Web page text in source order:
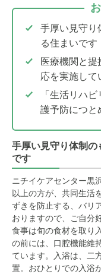
手厚い見守り
る住まいです
医療機関と提
応を実施して
「生活リハ
護予防につと
手厚い見守り体制
です
ニチイケアセンター黒
以上の方が、共同生活
ずきを防止する、バリ
おりますので、ご自分
食事は旬の食材を取り
の前には、口腔機能維
ています。入浴は、二
置。おひとりでの入浴